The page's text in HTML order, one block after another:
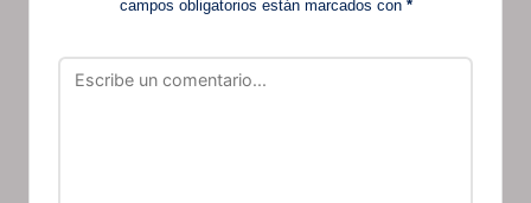
campos obligatorios están marcados con *